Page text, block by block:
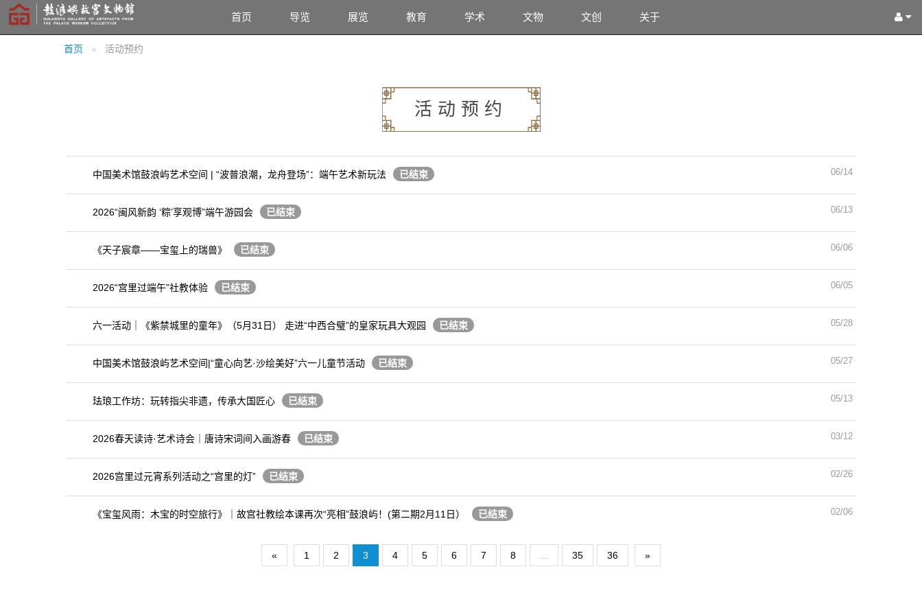
首页 导览 展览 教育 学术 文物 文创 关于
首页 活动预约
活动预约
中国美术馆鼓浪屿艺术空间 | “波普浪潮，龙舟登场”：端午艺术新玩法 已结束 06/14
2026“闽风新韵 ‘粽’享观博”端午游园会 已结束 06/13
《天子宸章——宝玺上的瑞兽》 已结束 06/06
2026“宫里过端午”社教体验 已结束 06/05
六一活动｜《紫禁城里的童年》（5月31日） 走进“中西合璧”的皇家玩具大观园 已结束 05/28
中国美术馆鼓浪屿艺术空间|“童心向艺·沙绘美好”六一儿童节活动 已结束 05/27
珐琅工作坊：玩转指尖非遗，传承大国匠心 已结束 05/13
2026春天读诗·艺术诗会｜唐诗宋词间入画游春 已结束 03/12
2026宫里过元宵系列活动之“宫里的灯” 已结束 02/26
《宝玺风雨：木宝的时空旅行》｜故宫社教绘本课再次“亮相”鼓浪屿！(第二期2月11日） 已结束 02/06
« 1 2 3 4 5 6 7 8 35 36 »